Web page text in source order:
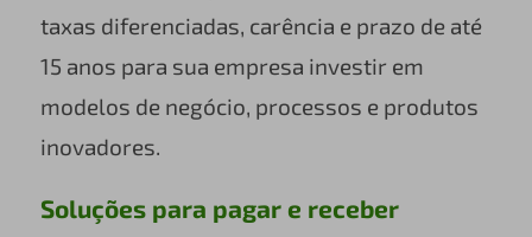
taxas diferenciadas, carência e prazo de até
15 anos para sua empresa investir em
modelos de negócio, processos e produtos
inovadores.
Soluções para pagar e receber